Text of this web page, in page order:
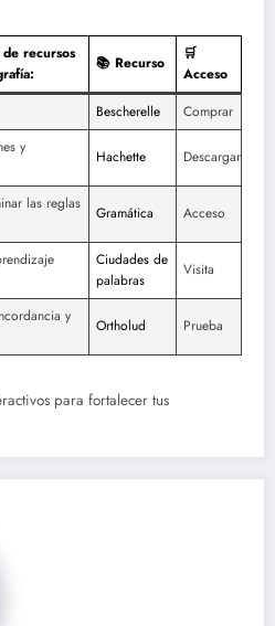
recursos
📚 Recurso
🛒
Acceso
Bescherelle
Comprar
y
Hachette Descargar
las reglas
Gramática Acceso
Ciudades de
palabras
Visita
y
Ortholud Prueba
para fortalecer tus